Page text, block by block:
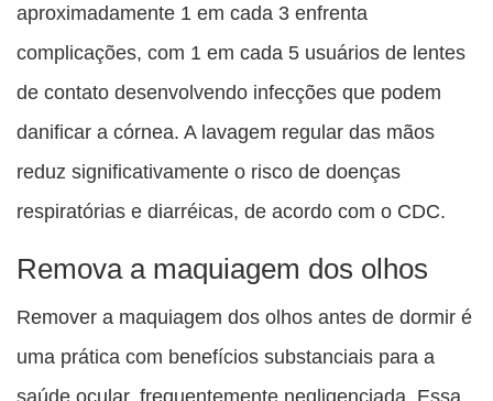
aproximadamente 1 em cada 3 enfrenta
complicações, com 1 em cada 5 usuários de lentes
de contato desenvolvendo infecções que podem
danificar a córnea. A lavagem regular das mãos
reduz significativamente o risco de doenças
respiratórias e diarréicas, de acordo com o CDC.
Remova a maquiagem dos olhos
Remover a maquiagem dos olhos antes de dormir é
uma prática com benefícios substanciais para a
saúde ocular, frequentemente negligenciada. Essa